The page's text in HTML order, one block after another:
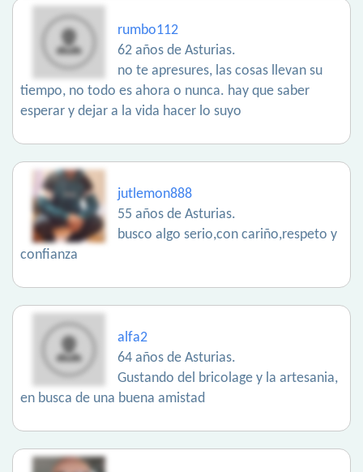
rumbo112
62 años de Asturias.
no te apresures, las cosas llevan su
tiempo, no todo es ahora o nunca. hay que saber
esperar y dejar a la vida hacer lo suyo
jutlemon888
55 años de Asturias.
busco algo serio,con cariño,respeto y
confianza
alfa2
64 años de Asturias.
Gustando del bricolage y la artesania,
en busca de una buena amistad